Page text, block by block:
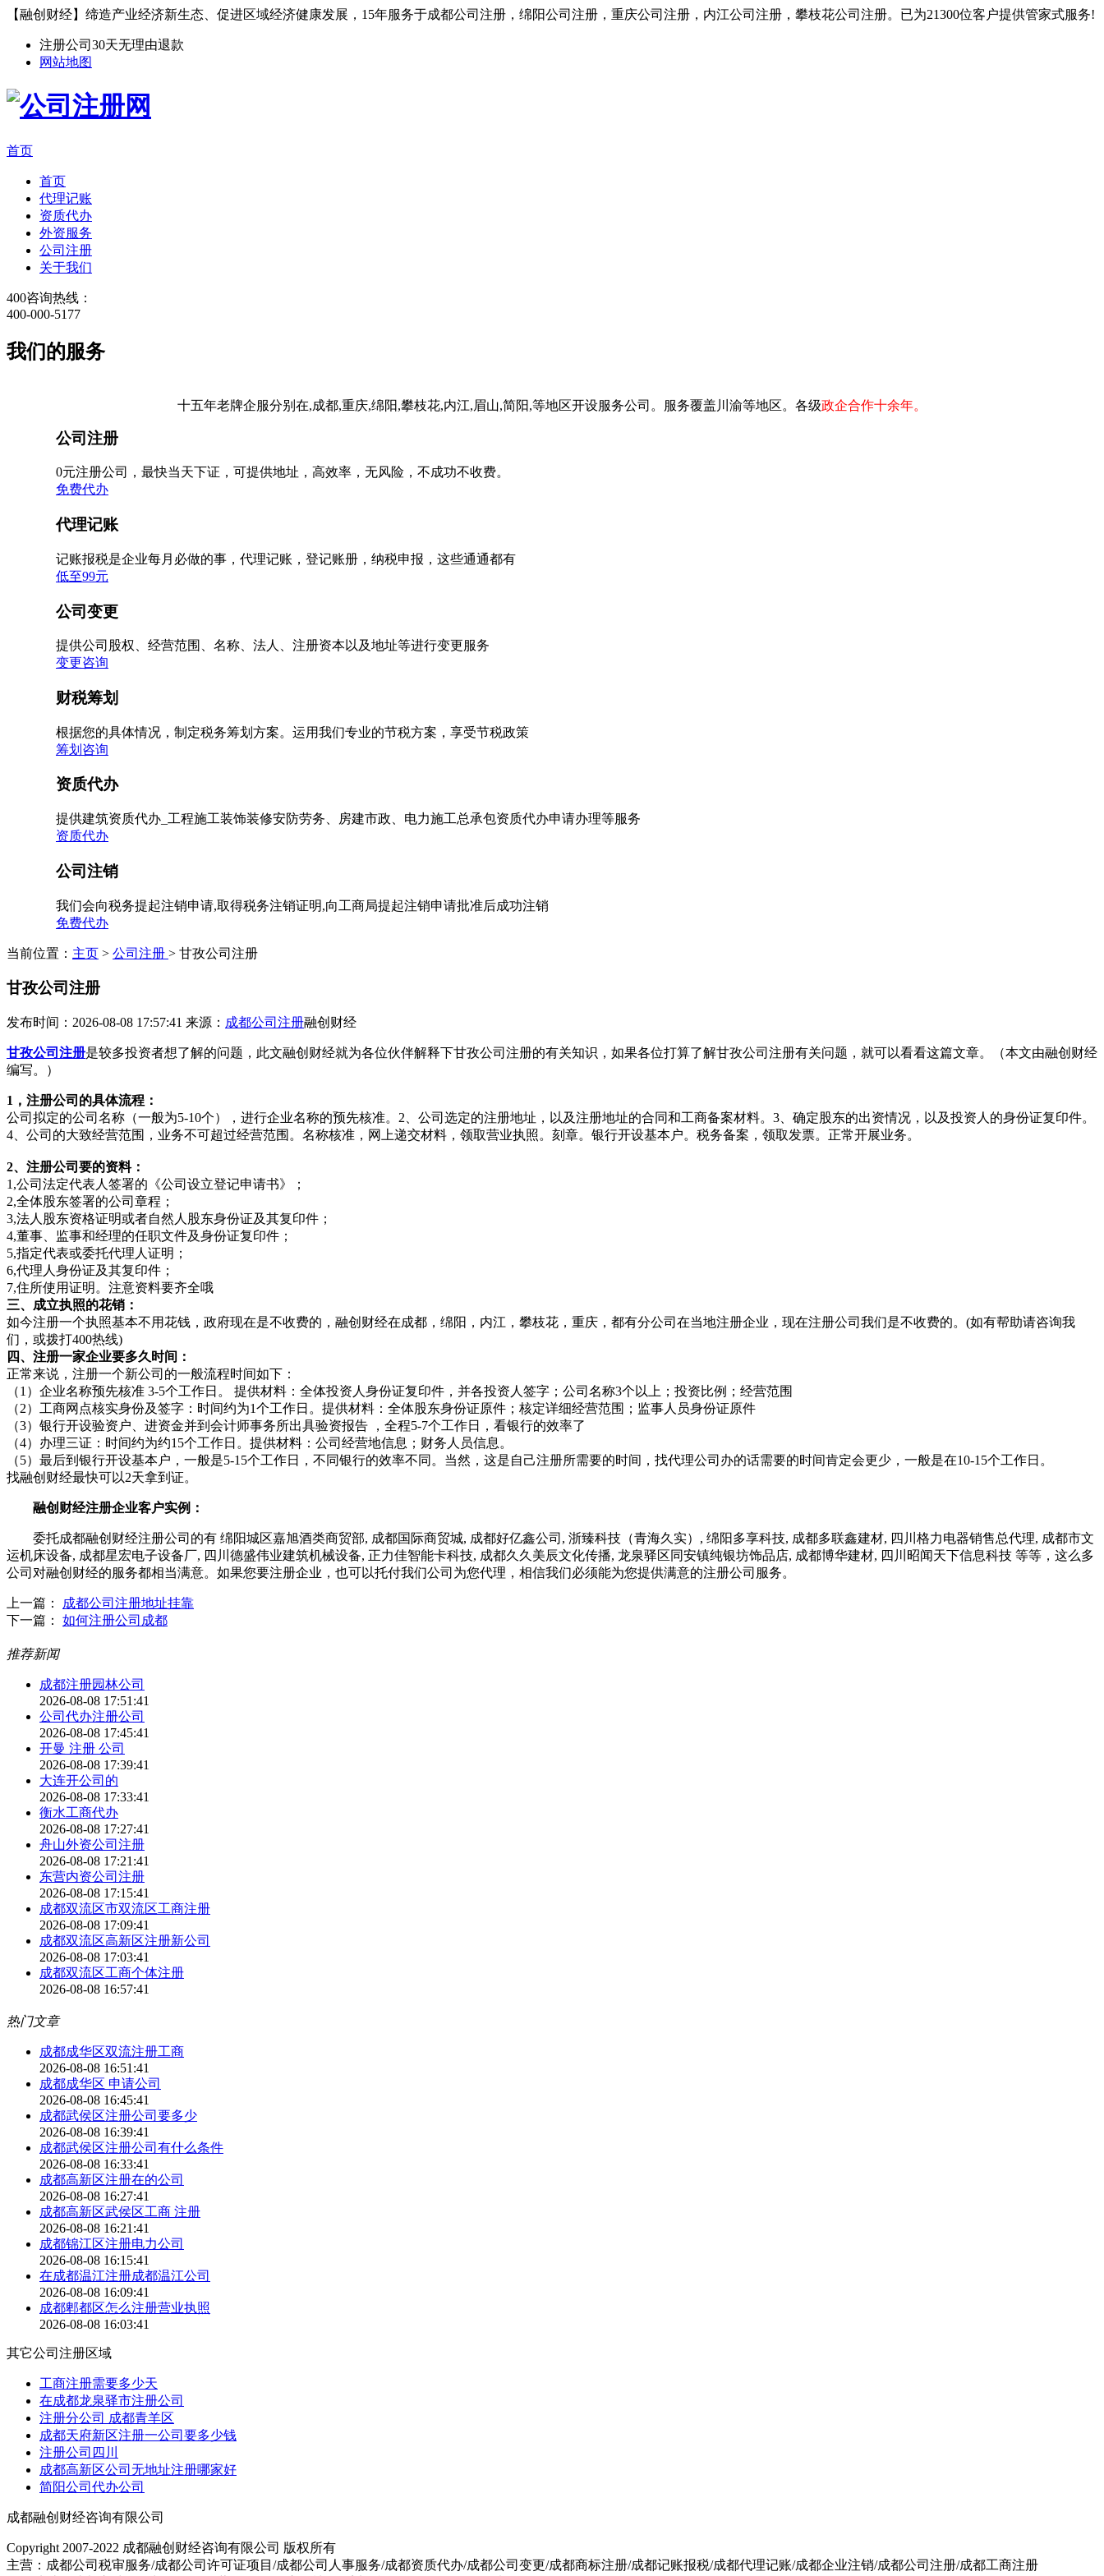
【融创财经】缔造产业经济新生态、促进区域经济健康发展，15年服务于成都公司注册，绵阳公司注册，重庆公司注册，内江公司注册，攀枝花公司注册。已为21300位客户提供管家式服务!
注册公司30天无理由退款
网站地图
首页
首页
代理记账
资质代办
外资服务
公司注册
关于我们
400咨询热线：
400-000-5177
我们的服务
十五年老牌企服分别在,成都,重庆,绵阳,攀枝花,内江,眉山,简阳,等地区开设服务公司。服务覆盖川渝等地区。各级政企合作十余年。
公司注册
0元注册公司，最快当天下证，可提供地址，高效率，无风险，不成功不收费。
免费代办
代理记账
记账报税是企业每月必做的事，代理记账，登记账册，纳税申报，这些通通都有
低至99元
公司变更
提供公司股权、经营范围、名称、法人、注册资本以及地址等进行变更服务
变更咨询
财税筹划
根据您的具体情况，制定税务筹划方案。运用我们专业的节税方案，享受节税政策
筹划咨询
资质代办
提供建筑资质代办_工程施工装饰装修安防劳务、房建市政、电力施工总承包资质代办申请办理等服务
资质代办
公司注销
我们会向税务提起注销申请,取得税务注销证明,向工商局提起注销申请批准后成功注销
免费代办
当前位置： 主页 > 公司注册 > 甘孜公司注册
甘孜公司注册
发布时间：2026-08-08 17:57:41 来源： 成都公司注册融创财经
甘孜公司注册是较多投资者想了解的问题，此文融创财经就为各位伙伴解释下甘孜公司注册的有关知识，如果各位打算了解甘孜公司注册有关问题，就可以看看这篇文章。（本文由融创财经
编写。）
1，注册公司的具体流程：
公司拟定的公司名称（一般为5-10个），进行企业名称的预先核准。2、公司选定的注册地址，以及注册地址的合同和工商备案材料。3、确定股东的出资情况，以及投资人的身份证复印件。
4、公司的大致经营范围，业务不可超过经营范围。名称核准，网上递交材料，领取营业执照。刻章。银行开设基本户。税务备案，领取发票。正常开展业务。
2、注册公司要的资料：
1,公司法定代表人签署的《公司设立登记申请书》；
2,全体股东签署的公司章程；
3,法人股东资格证明或者自然人股东身份证及其复印件；
4,董事、监事和经理的任职文件及身份证复印件；
5,指定代表或委托代理人证明；
6,代理人身份证及其复印件；
7,住所使用证明。注意资料要齐全哦
三、成立执照的花销：
如今注册一个执照基本不用花钱，政府现在是不收费的，融创财经在成都，绵阳，内江，攀枝花，重庆，都有分公司在当地注册企业，现在注册公司我们是不收费的。(如有帮助请咨询我
们，或拨打400热线)
四、注册一家企业要多久时间：
正常来说，注册一个新公司的一般流程时间如下：
（1）企业名称预先核准 3-5个工作日。 提供材料：全体投资人身份证复印件，并各投资人签字；公司名称3个以上；投资比例；经营范围
（2）工商网点核实身份及签字：时间约为1个工作日。提供材料：全体股东身份证原件；核定详细经营范围；监事人员身份证原件
（3）银行开设验资户、进资金并到会计师事务所出具验资报告 ，全程5-7个工作日，看银行的效率了
（4）办理三证：时间约为约15个工作日。提供材料：公司经营地信息；财务人员信息。
（5）最后到银行开设基本户，一般是5-15个工作日，不同银行的效率不同。当然，这是自己注册所需要的时间，找代理公司办的话需要的时间肯定会更少，一般是在10-15个工作日。
找融创财经最快可以2天拿到证。
融创财经注册企业客户实例：
委托成都融创财经注册公司的有 绵阳城区嘉旭酒类商贸部, 成都国际商贸城, 成都好亿鑫公司, 浙臻科技（青海久实）, 绵阳多享科技, 成都多联鑫建材, 四川格力电器销售总代理, 成都市文
运机床设备, 成都星宏电子设备厂, 四川德盛伟业建筑机械设备, 正力佳智能卡科技, 成都久久美辰文化传播, 龙泉驿区同安镇纯银坊饰品店, 成都博华建材, 四川昭闻天下信息科技 等等，这么多
公司对融创财经的服务都相当满意。如果您要注册企业，也可以托付我们公司为您代理，相信我们必须能为您提供满意的注册公司服务。
上一篇：
成都公司注册地址挂靠
下一篇： 如何注册公司成都
推荐新闻
成都注册园林公司
2026-08-08 17:51:41
公司代办注册公司
2026-08-08 17:45:41
开曼 注册 公司
2026-08-08 17:39:41
大连开公司的
2026-08-08 17:33:41
衡水工商代办
2026-08-08 17:27:41
舟山外资公司注册
2026-08-08 17:21:41
东营内资公司注册
2026-08-08 17:15:41
成都双流区市双流区工商注册
2026-08-08 17:09:41
成都双流区高新区注册新公司
2026-08-08 17:03:41
成都双流区工商个体注册
2026-08-08 16:57:41
热门文章
成都成华区双流注册工商
2026-08-08 16:51:41
成都成华区 申请公司
2026-08-08 16:45:41
成都武侯区注册公司要多少
2026-08-08 16:39:41
成都武侯区注册公司有什么条件
2026-08-08 16:33:41
成都高新区注册在的公司
2026-08-08 16:27:41
成都高新区武侯区工商 注册
2026-08-08 16:21:41
成都锦江区注册电力公司
2026-08-08 16:15:41
在成都温江注册成都温江公司
2026-08-08 16:09:41
成都郫都区怎么注册营业执照
2026-08-08 16:03:41
其它公司注册区域
工商注册需要多少天
在成都龙泉驿市注册公司
注册分公司 成都青羊区
成都天府新区注册一公司要多少钱
注册公司四川
成都高新区公司无地址注册哪家好
简阳公司代办公司
成都融创财经咨询有限公司
Copyright 2007-2022 成都融创财经咨询有限公司 版权所有
主营：成都公司税审服务/成都公司许可证项目/成都公司人事服务/成都资质代办/成都公司变更/成都商标注册/成都记账报税/成都代理记账/成都企业注销/成都公司注册/成都工商注册